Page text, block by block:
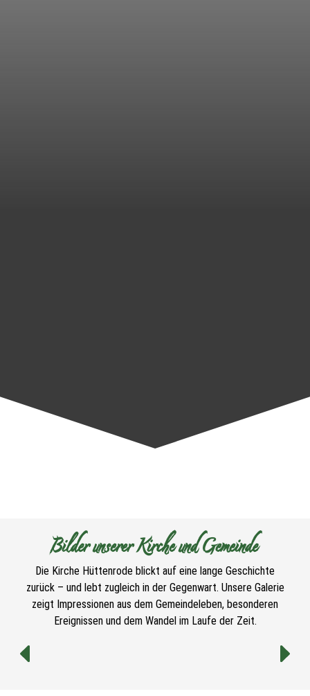
Bilder unserer Kirche und Gemeinde
Die Kirche Hüttenrode blickt auf eine lange Geschichte
zurück – und lebt zugleich in der Gegenwart. Unsere Galerie
zeigt Impressionen aus dem Gemeindeleben, besonderen
Ereignissen und dem Wandel im Laufe der Zeit.